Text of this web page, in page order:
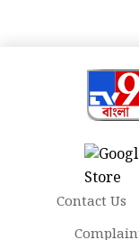
Contact Us